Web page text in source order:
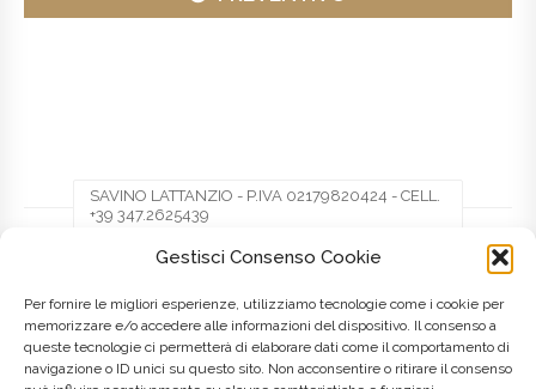
Gestisci Consenso Cookie
Per fornire le migliori esperienze, utilizziamo tecnologie come i cookie per
memorizzare e/o accedere alle informazioni del dispositivo. Il consenso a
queste tecnologie ci permetterà di elaborare dati come il comportamento di
navigazione o ID unici su questo sito. Non acconsentire o ritirare il consenso
SAVINO LATTANZIO - P.IVA 02179820424 - CELL.
+39 347.2625439
Facebook Twitter Pinterest
LinkedIn